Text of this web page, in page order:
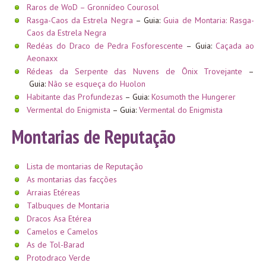
Raros de WoD – Gronnídeo Courosol
Rasga-Caos da Estrela Negra – Guia:Guia de Montaria: Rasga-
Caos da Estrela Negra
Redéas do Draco de Pedra Fosforescente – Guia: Caçada ao
Aeonaxx
Rédeas da Serpente das Nuvens de Ônix Trovejante –
Guia: Não se esqueça do Huolon
Habitante das Profundezas – Guia: Kosumoth the Hungerer
Vermental do Enigmista – Guia: Vermental do Enigmista
Montarias de Reputação
Lista de montarias de Reputação
As montarias das facções
Arraias Etéreas
Talbuques de Montaria
Dracos Asa Etérea
Camelos e Camelos
As de Tol-Barad
Protodraco Verde